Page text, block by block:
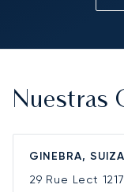
Nuestras
GINEBRA, SUIZA
29 Rue Lect 1217